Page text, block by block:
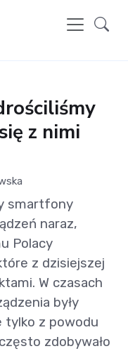
z nimi
smartfony
naraz,
Polacy
z dzisiejszej
W czasach
były
tylko z powodu
zdobywało